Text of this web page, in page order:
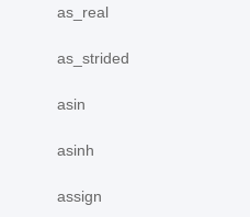
as_real
as_strided
asin
asinh
assign